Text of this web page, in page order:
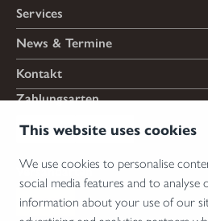
This website uses cookies
We use cookies to personalise
social media features and to
information about your use of our
Services
News & Termine
Kontakt
Zahlungsarten
Versandarten